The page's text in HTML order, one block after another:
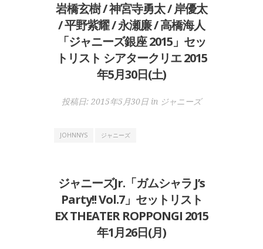
岩橋玄樹 / 神宮寺勇太 / 岸優太
/ 平野紫耀 / 永瀬廉 / 高橋海人
「ジャニーズ銀座 2015」セッ
トリスト シアタークリエ 2015
年5月30日(土)
投稿日: 2015年5月30日 in ジャニーズ
JOHNNYS ジャニーズ
ジャニーズJr.「ガムシャラ J’s
Party!! Vol.7」セットリスト
EX THEATER ROPPONGI 2015
年1月26日(月)